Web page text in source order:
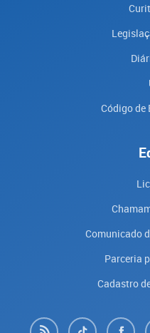
Código de
Comunicado
Parceria
Cadastro